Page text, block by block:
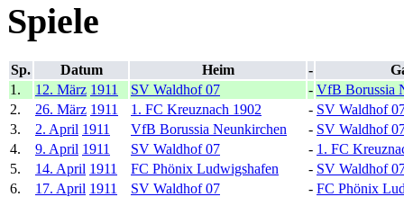
Spiele
Sp. Datum Heim -
1.
12. März 1911 SV Waldhof 07 - VfB Borussia
2.
26. März 1911 1. FC Kreuznach 1902 - SV Waldhof
3.
2. April 1911 VfB Borussia Neunkirchen - SV Waldhof
4.
9. April 1911 SV Waldhof 07 - 1. FC
5.
14. April 1911 FC Phönix Ludwigshafen - SV Waldhof
6.
17. April 1911 SV Waldhof 07 - FC Phönix